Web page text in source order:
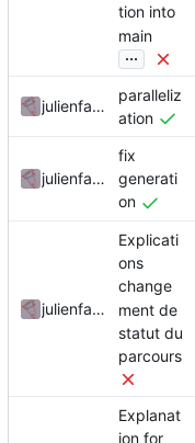
tion into
main
...
julienfastre
paralleliz
ation
julienfastre
fix
generati
on
julienfastre
Explicati
ons
change
ment de
statut du
parcours
Explanat
ion for